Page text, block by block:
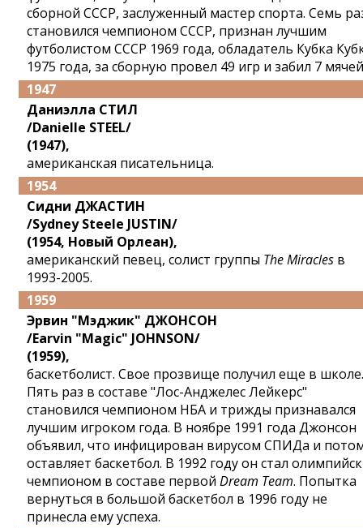
сборной СССР, заслуженный мастер спорта. Семь
становился чемпионом СССР, признан лучшим
футболистом СССР 1969 года, обладатель Кубка
1975 года, за сборную провел 49 игр и забил 7
1947
Даниэлла СТИЛ
/Danielle STEEL/
(1947),
американская писательница.
1954
Сидни ДЖАСТИН
/Sydney Steele JUSTIN/
(1954, Новый Орлеан),
американский певец, солист группы The Miracles в
1993-2005.
1959
Эрвин "Мэджик" ДЖОНСОН
/Earvin "Magic" JOHNSON/
(1959),
баскетболист. Свое прозвище получил еще в школе.
Пять раз в составе "Лос-Анджелес Лейкерс"
становился чемпионом НБА и трижды признавался
лучшим игроком года. В ноябре 1991 года Джонсон
объявил, что инфицирован вирусом СПИДа и
оставляет баскетбол. В 1992 году он стал
чемпионом в составе первой Dream Team. Попытка
вернуться в большой баскетбол в 1996 году не
принесла ему успеха.